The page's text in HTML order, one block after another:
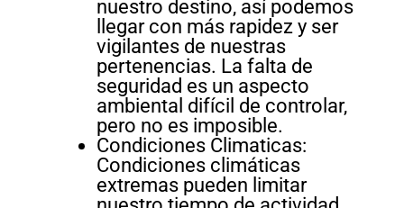
nuestro destino, así podemos
llegar con más rapidez y ser
vigilantes de nuestras
pertenencias. La falta de
seguridad es un aspecto
ambiental difícil de controlar,
pero no es imposible.
Condiciones Climaticas:
Condiciones climáticas
extremas pueden limitar